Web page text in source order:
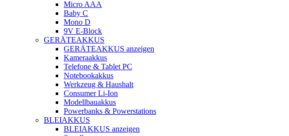
Micro AAA
Baby C
Mono D
9V E-Block
GERÄTEAKKUS
GERÄTEAKKUS anzeigen
Kameraakkus
Telefone & Tablet PC
Notebookakkus
Werkzeug & Haushalt
Consumer Li-Ion
Modellbauakkus
Powerbanks & Powerstations
BLEIAKKUS
BLEIAKKUS anzeigen